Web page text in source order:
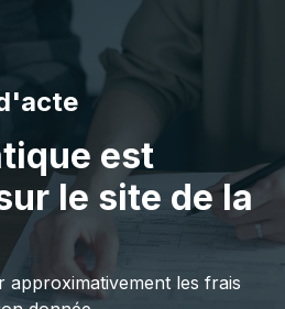
est
le site de la
approximativement les frais